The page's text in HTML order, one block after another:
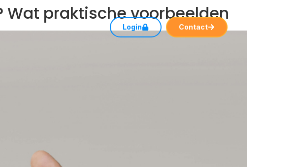
Login Contact
Wat praktische voorbeelden